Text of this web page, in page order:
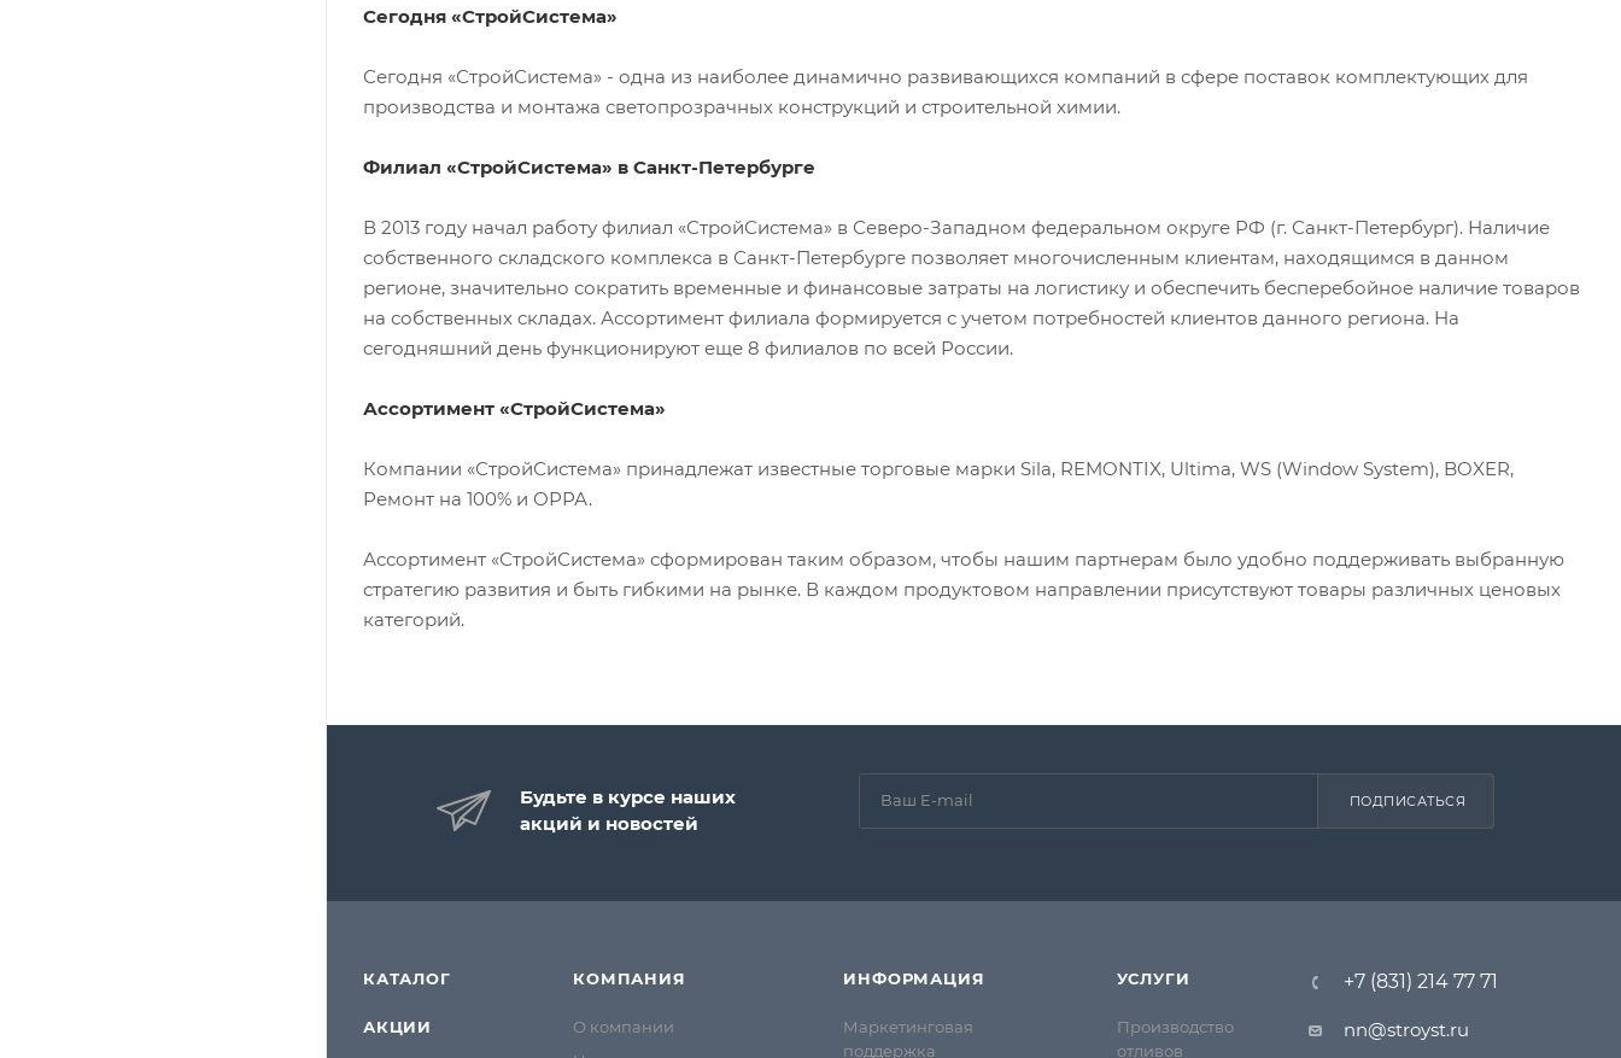
Сегодня «СтройСистема»
Сегодня «СтройСистема» - одна из наиболее динамично развивающихся компаний в сфере поставок комплектующих для
производства и монтажа светопрозрачных конструкций и строительной химии.
Филиал «СтройСистема» в Санкт-Петербурге
В 2013 году начал работу филиал «СтройСистема» в Северо-Западном федеральном округе РФ (г. Санкт-Петербург). Наличие
собственного складского комплекса в Санкт-Петербурге позволяет многочисленным клиентам, находящимся в данном
регионе, значительно сократить временные и финансовые затраты на логистику и обеспечить бесперебойное наличие товаров
на собственных складах. Ассортимент филиала формируется с учетом потребностей клиентов данного региона. На
сегодняшний день функционируют еще 8 филиалов по всей России.
Ассортимент «СтройСистема»
Компании «СтройСистема» принадлежат известные торговые марки Sila, REMONTIX, Ultima, WS (Window System), BOXER,
Ремонт на 100% и ОРРА.
Ассортимент «СтройСистема» сформирован таким образом, чтобы нашим партнерам было удобно поддерживать выбранную
стратегию развития и быть гибкими на рынке. В каждом продуктовом направлении присутствуют товары различных ценовых
категорий.
Будьте в курсе наших
акций и новостей
ПОДПИСАТЬСЯ
КАТАЛОГ
АКЦИИ
КОМПАНИЯ
О компании
ИНФОРМАЦИЯ
Маркетинговая
поддержка
УСЛУГИ
Производство
отливов
+7 (831) 214 77 71
nn@stroyst.ru